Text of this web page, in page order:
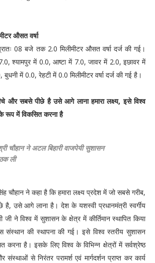
औसत वर्षा
08 बजे तक 2.0 मिलीमीटर औसत वर्षा दर्ज की गई।
7.0, श्यामपुर में 0.0, आष्टा में 7.0, जावर में 2.0, इछावर में
में 0.0, रेहटी में 0.0 मिलीमीटर वर्षा दर्ज की गई है।
और सबसे पीछे है उसे आगे लाना हमारा लक्ष्य, इसे विश्व
रूप में विकसित करना है
चौहान ने अटल बिहारी वाजपेयी सुशासन
ली
चौहान ने कहा है कि हमारा लक्ष्य प्रदेश में जो सबसे गरीब,
उसे आगे लाना है। देश के यशस्वी प्रधानमंत्री स्वर्गीय
जी ने विश्व में सुशासन के क्षेत्र में कीर्तिमान स्थापित किया
संस्थान की स्थापना की गई। इसे विश्व स्तरीय सुशासन
है। इसके लिए विश्व के विभिन्न क्षेत्रों में सर्वश्रेष्ठ
संस्थाओं से निरंतर परामर्श एवं मार्गदर्शन प्राप्त कर कार्य